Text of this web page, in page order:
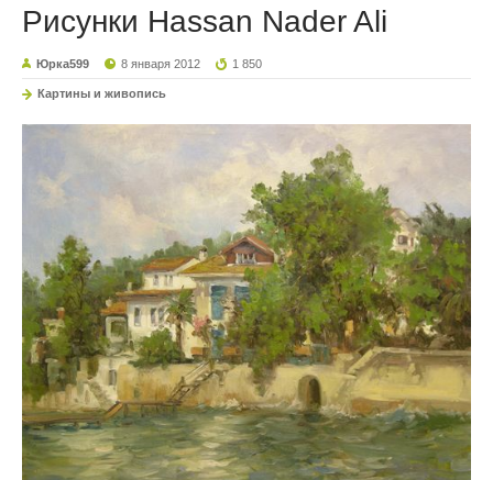
Рисунки Hassan Nader Ali
Юрка599 8 января 2012 1 850
Картины и живопись